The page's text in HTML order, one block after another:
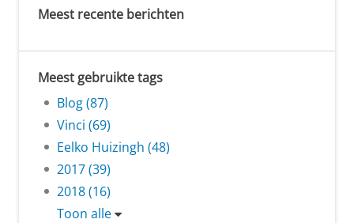
Meest recente berichten
Meest gebruikte tags
Blog (87)
Vinci (69)
Eelko Huizingh (48)
2017 (39)
2018 (16)
Toon alle